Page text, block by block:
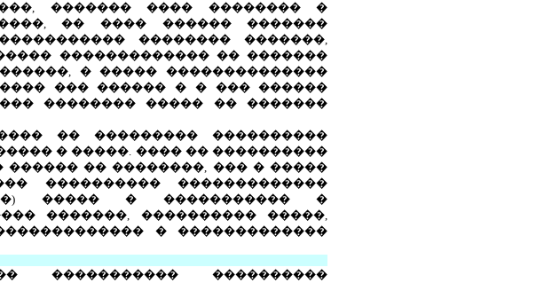
������� ���� �������� �
�� ���� ������ �������
�������� �������,
������������� �� �������
� ����� ��������������
��� ������ � � ��� ������
�������� ����� �� �������
�� ��������� ����������
� �����. ���� �� ����������
�� ��������, ��� � �����
���������� �������������
����� � ����������� �
�������, ���������� �����,
� �������������
����������� ����������